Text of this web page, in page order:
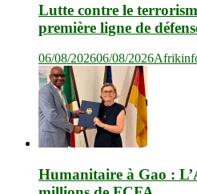
Lutte contre le
première ligne de
06/08/202606/08/2026
Humanitaire à Gao :